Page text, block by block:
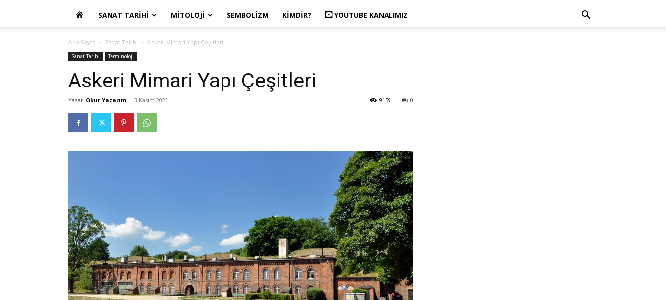
OKUR
YAZARIM
SANAT TARIHI MITOLOJI SEMBOLIZM KIMDIR? YOUTUBE KANALIMIZ
Ana Sayfa Sanat Tarihi Askeri Mimari Yapı Çeşitleri
Sanat Tarihi Terminoloji
Askeri Mimari Yapı Çeşitleri
Yazar Okur Yazarım - 3 Kasım 2022 0
9159